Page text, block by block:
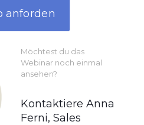
anforden
Möchtest du das
Webinar noch einmal
ansehen?
Kontaktiere Anna
Ferni, Sales